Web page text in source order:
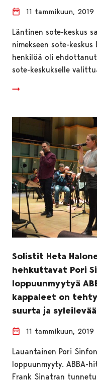
11 tammikuun, 2019
Läntinen sote-keskus
nimekseen sote-
henkilöä oli
sote-keskukselle
Solistit Heta
hehkuttavat Pori
loppuunmyytyä
kappaleet on
suurta ja
11 tammikuun, 2019
Lauantainen Pori
loppuunmyyty. ABBA-
Frank Sinatran